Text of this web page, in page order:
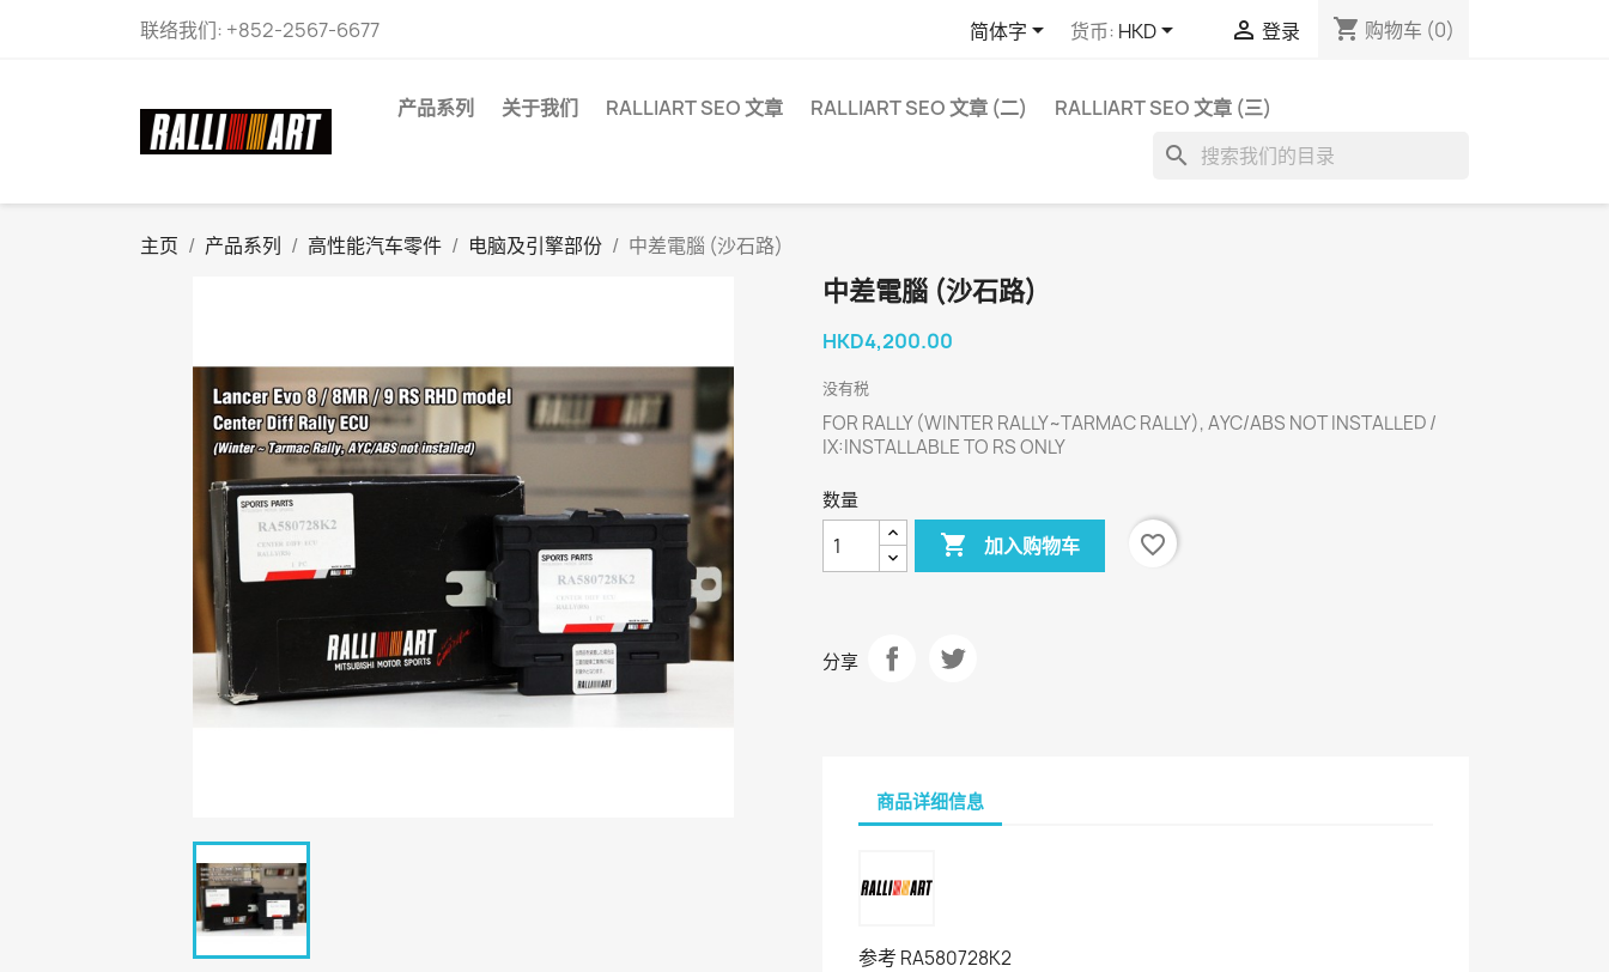
联络我们: +852-2567-6677 简体字 货币: HKD  登录 shopping_cart 购物车 (0)
产品系列 关于我们 RALLIART SEO 文章 RALLIART SEO 文章 (二) RALLIART SEO 文章 (三)
search
主页 产品系列 高性能汽车零件 电脑及引擎部份 中差電腦 (沙石路)
中差電腦 (沙石路)
HKD4,200.00
没有税
FOR RALLY (WINTER RALLY~TARMAC RALLY), AYC/ABS NOT INSTALLED /
IX:INSTALLABLE TO RS ONLY
数量
 加入购物车 favorite_border
分享
商品详细信息
参考 RA580728K2